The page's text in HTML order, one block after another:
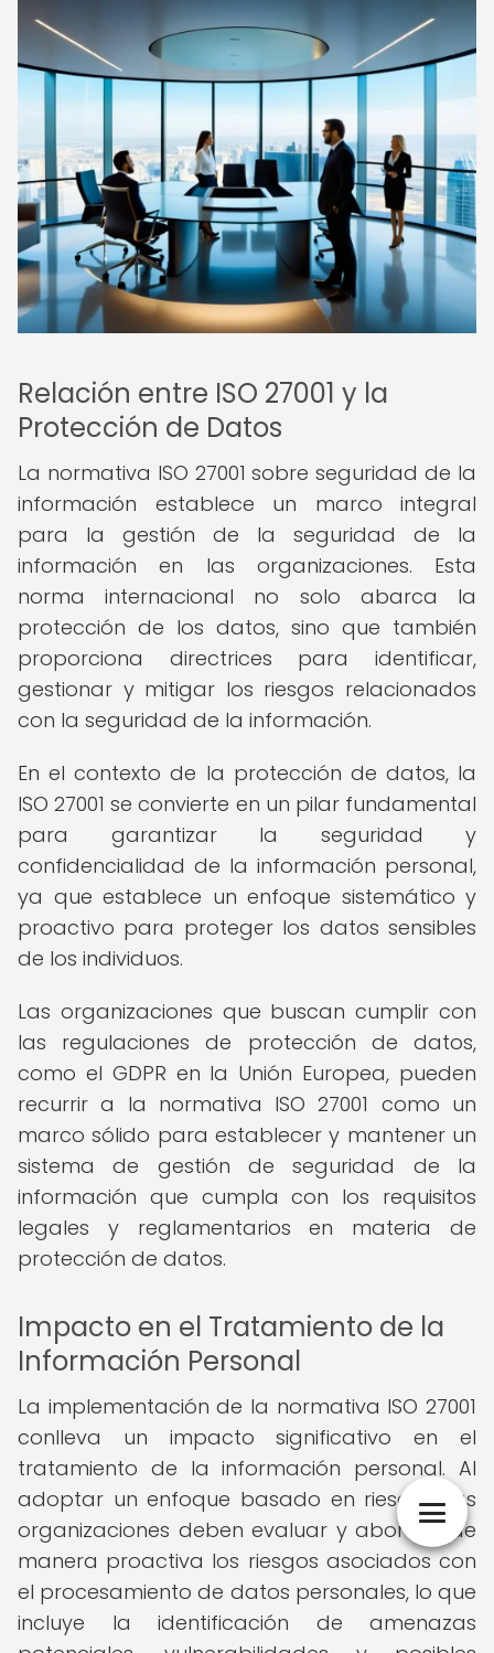
Relación entre ISO 27001 y la
Protección de Datos
La normativa ISO 27001 sobre seguridad de la
información establece un marco integral
para la gestión de la seguridad de la
información en las organizaciones. Esta
norma internacional no solo abarca la
protección de los datos, sino que también
proporciona directrices para identificar,
gestionar y mitigar los riesgos relacionados
con la seguridad de la información.
En el contexto de la protección de datos, la
ISO 27001 se convierte en un pilar fundamental
para garantizar la seguridad y
confidencialidad de la información personal,
ya que establece un enfoque sistemático y
proactivo para proteger los datos sensibles
de los individuos.
Las organizaciones que buscan cumplir con
las regulaciones de protección de datos,
como el GDPR en la Unión Europea, pueden
recurrir a la normativa ISO 27001 como un
marco sólido para establecer y mantener un
sistema de gestión de seguridad de la
información que cumpla con los requisitos
legales y reglamentarios en materia de
protección de datos.
Impacto en el Tratamiento de la
Información Personal
La implementación de la normativa ISO 27001
conlleva un impacto significativo en el
tratamiento de la información personal. Al
adoptar un enfoque basado en riesgos, las
organizaciones deben evaluar y abordar de
manera proactiva los riesgos asociados con
el procesamiento de datos personales, lo que
incluye la identificación de amenazas